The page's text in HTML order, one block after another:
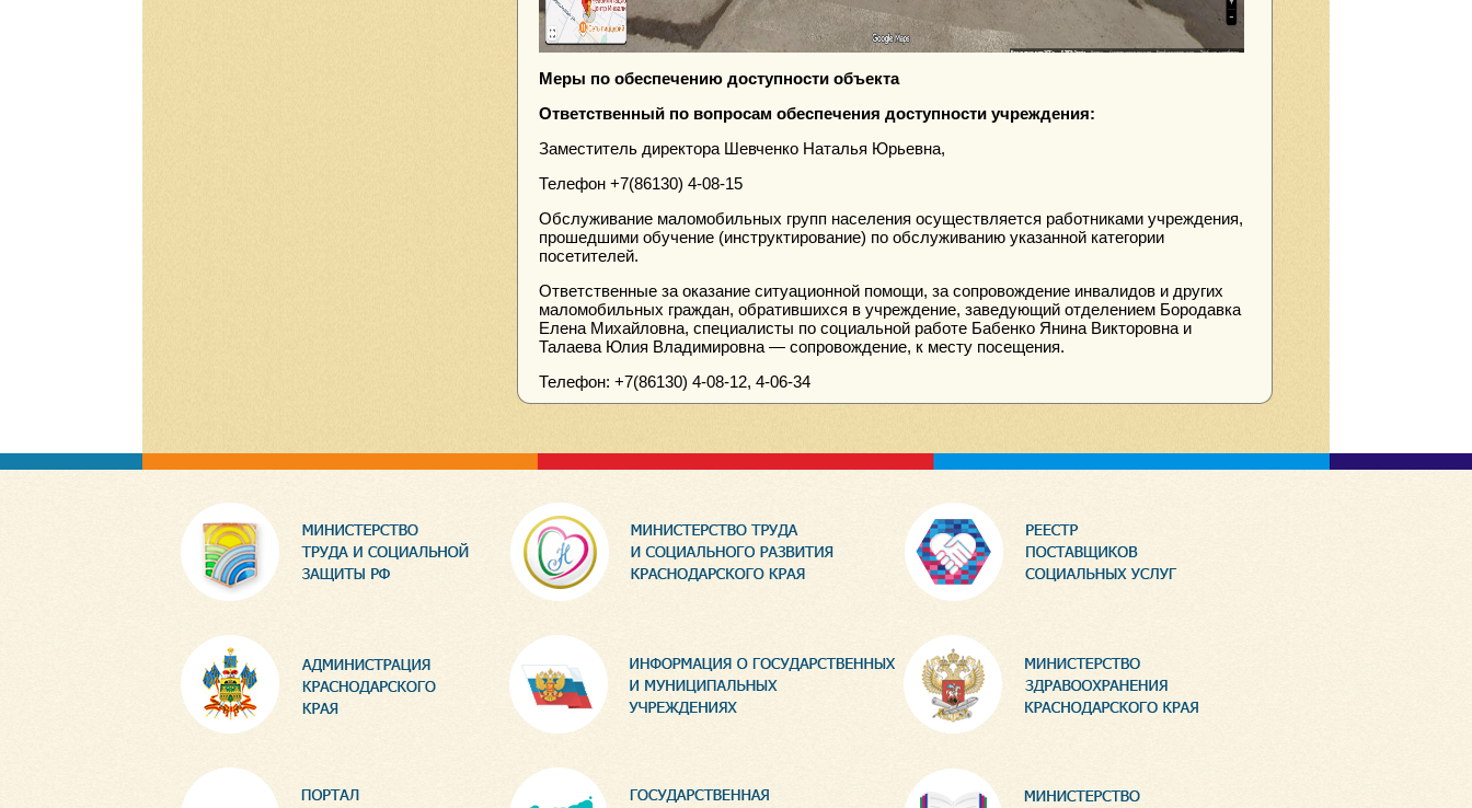
Меры по обеспечению доступности объекта
Ответственный по вопросам обеспечения доступности учреждения:
Заместитель директора Шевченко Наталья Юрьевна,
Телефон +7(86130) 4-08-15
Обслуживание маломобильных групп населения осуществляется работниками учреждения,
прошедшими обучение (инструктирование) по обслуживанию указанной категории
посетителей.
Ответственные за оказание ситуационной помощи, за сопровождение инвалидов и других
маломобильных граждан, обратившихся в учреждение, заведующий отделением Бородавка
Елена Михайловна, специалисты по социальной работе Бабенко Янина Викторовна и
Талаева Юлия Владимировна — сопровождение, к месту посещения.
Телефон: +7(86130) 4-08-12, 4-06-34